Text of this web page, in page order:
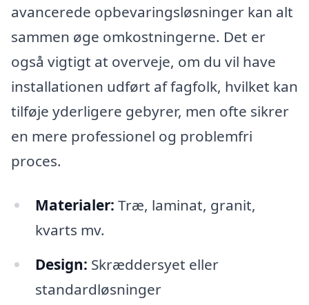
avancerede opbevaringsløsninger kan alt
sammen øge omkostningerne. Det er
også vigtigt at overveje, om du vil have
installationen udført af fagfolk, hvilket kan
tilføje yderligere gebyrer, men ofte sikrer
en mere professionel og problemfri
proces.
Materialer: Træ, laminat, granit,
kvarts mv.
Design: Skræddersyet eller
standardløsninger